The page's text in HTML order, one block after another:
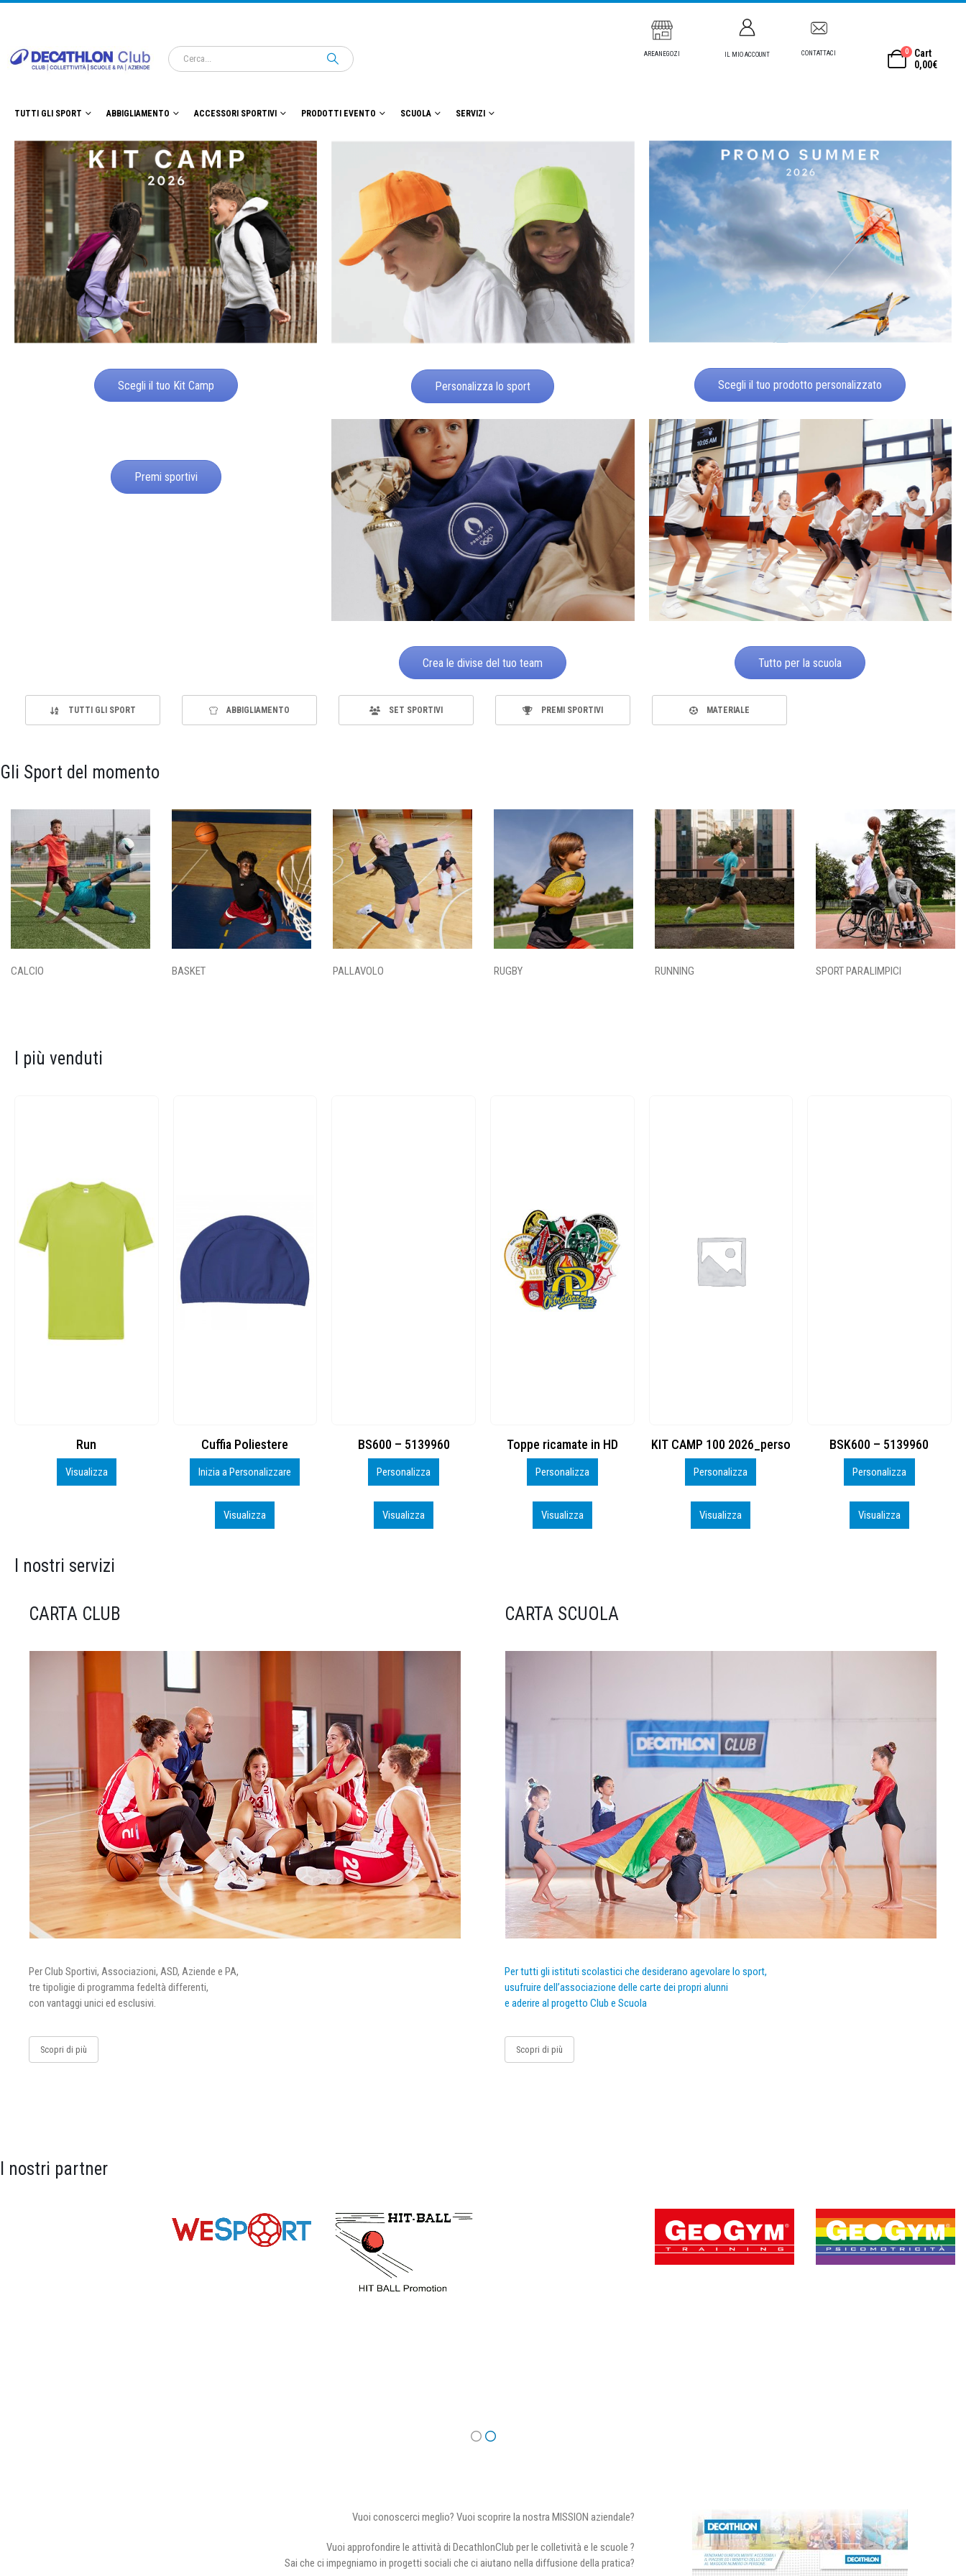
AREANEGOZI IL MIO ACCOUNT CONTATTACI 0
Cart
0,00€
TUTTI GLI SPORT ABBIGLIAMENTO ACCESSORI SPORTIVI PRODOTTI EVENTO SCUOLA SERVIZI
Scegli il tuo Kit Camp Personalizza lo sport Scegli il tuo prodotto personalizzato
Premi sportivi
Crea le divise del tuo team Tutto per la scuola
TUTTI GLI SPORT ABBIGLIAMENTO SET SPORTIVI PREMI SPORTIVI MATERIALE
Gli Sport del momento
CALCIO BASKET PALLAVOLO RUGBY RUNNING SPORT PARALIMPICI
I più venduti
Cuffia Poliestere
Inizia a Personalizzare
BS600 – 5139960
Personalizza
Visualizza
Toppe ricamate in HD
Personalizza
Visualizza
KIT CAMP 100 2026_perso
Personalizza
Visualizza
BSK600 – 5139960
Personalizza
Visualizza
DTF
Personalizza
Visualizza
I nostri servizi
CARTA CLUB
Per Club Sportivi, Associazioni, ASD, Aziende e PA,
tre tipoligie di programma fedeltà differenti,
con vantaggi unici ed esclusivi.
Scopri di più
CARTA SCUOLA
Per tutti gli istituti scolastici che desiderano agevolare lo sport,
usufruire dell’associazione delle carte dei propri alunni
e aderire al progetto Club e Scuola
Scopri di più
I nostri partner
Vuoi conoscerci meglio? Vuoi scoprire la nostra MISSION aziendale?
Vuoi approfondire le attività di DecathlonClub per le colletività e le scuole ?
Sai che ci impegniamo in progetti sociali che ci aiutano nella diffusione della pratica?